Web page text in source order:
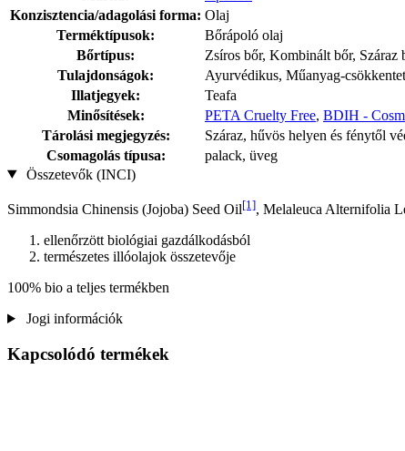
Konzisztencia/adagolási forma: Olaj
Terméktípusok:
Bőrápoló olaj
Bőrtípus:
Zsíros bőr, Kombinált bőr, Száraz
Tulajdonságok:
Ayurvédikus, Műanyag-
Illatjegyek:
Teafa
Minősítések:
PETA Cruelty Free, BDIH -
Tárolási megjegyzés:
Száraz, hűvös helyen és fénytől
Csomagolás típusa:
palack, üveg
Összetevők (INCI)
Simmondsia Chinensis (Jojoba) Seed Oil[1], Melaleuca Alternifolia
ellenőrzött biológiai gazdálkodásból
természetes illóolajok összetevője
100% bio a teljes termékben
Jogi információk
Kapcsolódó termékek